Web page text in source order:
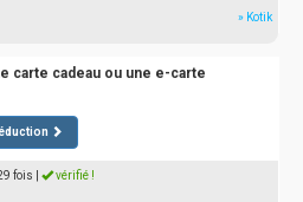
» Kotik
carte cadeau ou une e-carte
fois vérifié !